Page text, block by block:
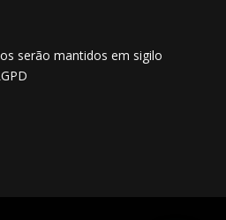
serão mantidos em sigilo